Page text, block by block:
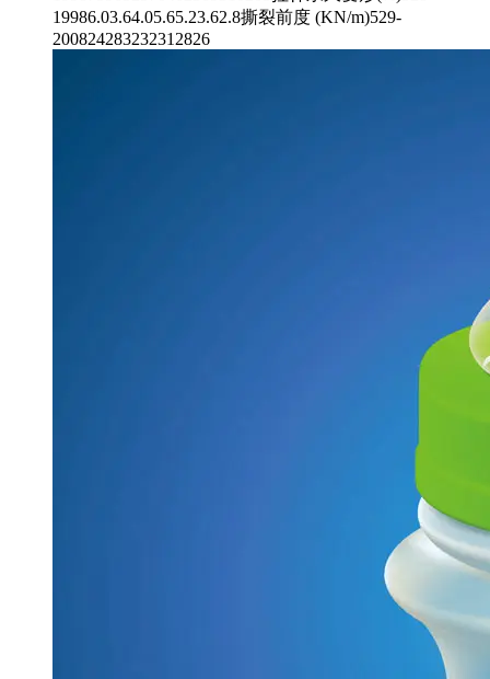
19986.03.64.05.65.23.62.8撕裂前度 (KN/m)529-
200824283232312826